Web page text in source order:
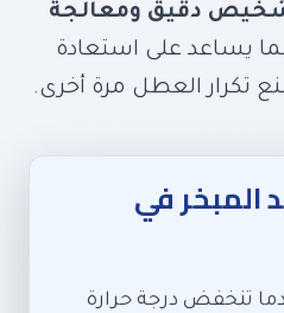
دقيق ومعالجة
يساعد على استعادة
تكرار العطل مرة أخرى.
المبخر في
تنخفض درجة حرارة